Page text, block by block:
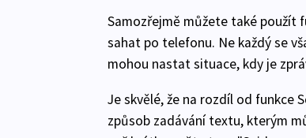
Samozřejmě můžete také použít
sahat po telefonu. Ne každý se
mohou nastat situace, kdy je
Je skvělé, že na rozdíl od funkce
způsob zadávání textu, kterým